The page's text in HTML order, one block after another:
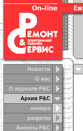
Новости
О нас
О журнале Р&С
Архив Р&С
номера
разделы
Анонсы Р&C